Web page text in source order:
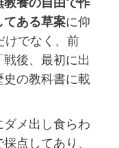
教養の自由で作
てある草案に仰
けでなく、前
後、最初に出
史の教科書に載
メ出し食らわ
点してあり、